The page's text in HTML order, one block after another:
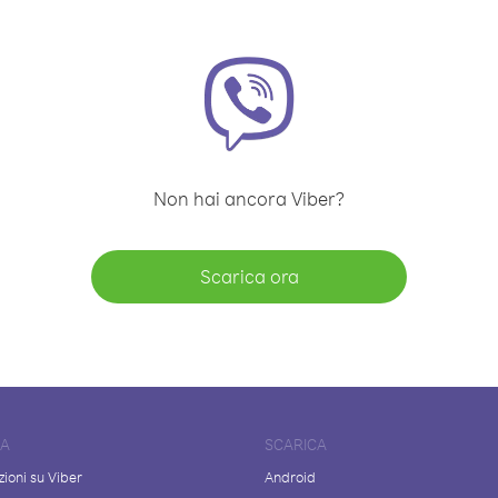
Non hai ancora Viber?
Scarica ora
su Viber
SCARICA
Android